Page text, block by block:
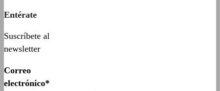
Entérate
Suscríbete al
newsletter
Correo
electrónico*